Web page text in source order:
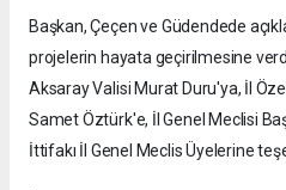
Başkan, Çeçen ve Güdendede
projelerin hayata geçirilmesine
Aksaray Valisi Murat Duru'ya, İl
Samet Öztürk'e, İl Genel Meclisi
İttifakı İl Genel Meclis Üyelerine